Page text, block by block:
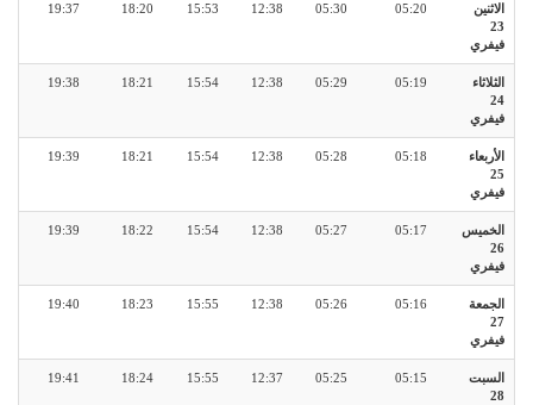
الاثنين
23
فيفري
05:20
05:30
12:38
15:53
18:20
19:37
الثلاثاء
24
فيفري
05:19
05:29
12:38
15:54
18:21
19:38
الأربعاء
25
فيفري
05:18
05:28
12:38
15:54
18:21
19:39
الخميس
26
فيفري
05:17
05:27
12:38
15:54
18:22
19:39
الجمعة
27
فيفري
05:16
05:26
12:38
15:55
18:23
19:40
السبت
28
05:15
05:25
12:37
15:55
18:24
19:41